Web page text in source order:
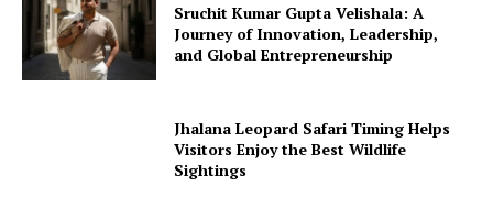
Sruchit Kumar Gupta Velishala: A
Journey of Innovation, Leadership,
and Global Entrepreneurship
Jhalana Leopard Safari Timing Helps
Visitors Enjoy the Best Wildlife
Sightings